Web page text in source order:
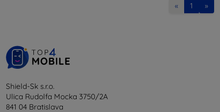
« 1 »
Shield-Sk s.r.o.
Ulica Rudolfa Mocka 3750/2A
841 04 Bratislava